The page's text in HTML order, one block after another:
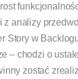
z analizy
Story w
– chodzi o
zostać